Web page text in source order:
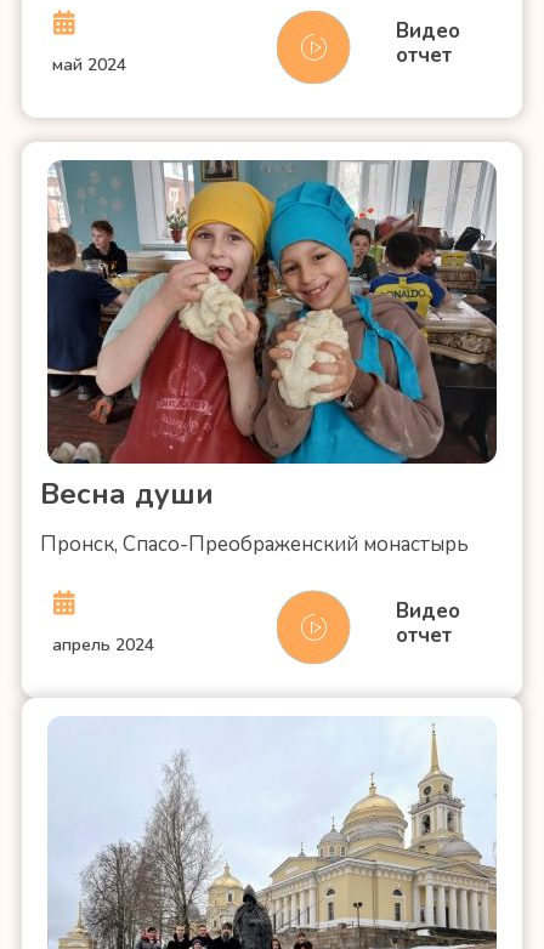
май 2024
Видео
отчет
Весна души
Пронск, Спасо-Преображенский монастырь
апрель 2024
Видео
отчет